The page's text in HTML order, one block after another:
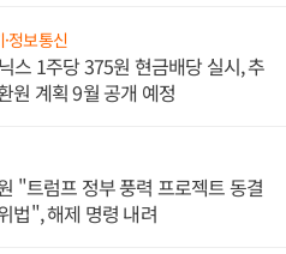
정보통신
스 1주당 375원 현금배당 실시, 추
원 계획 9월 공개 예정
"트럼프 정부 풍력 프로젝트 동결
법", 해제 명령 내려